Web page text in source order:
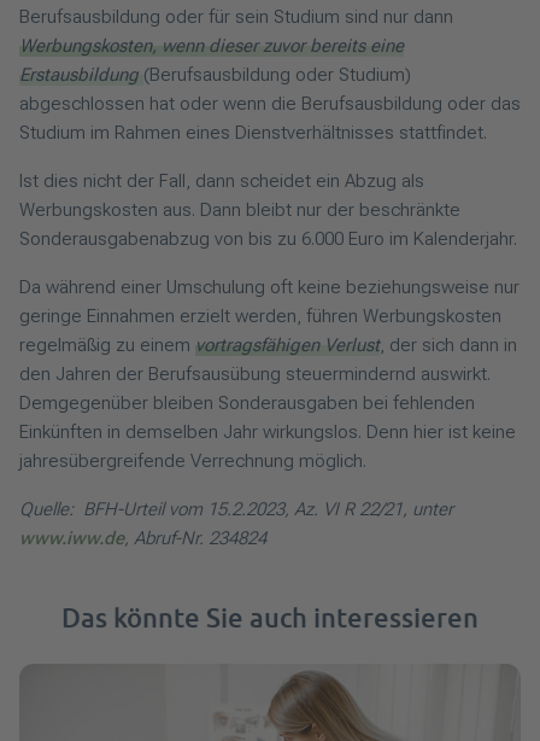
Berufsausbildung oder für sein Studium sind nur dann
Werbungskosten, wenn dieser zuvor bereits eine
Erstausbildung (Berufsausbildung oder Studium)
abgeschlossen hat oder wenn die Berufsausbildung oder das
Studium im Rahmen eines Dienstverhältnisses stattfindet.
Ist dies nicht der Fall, dann scheidet ein Abzug als
Werbungskosten aus. Dann bleibt nur der beschränkte
Sonderausgabenabzug von bis zu 6.000 Euro im Kalenderjahr.
Da während einer Umschulung oft keine beziehungsweise nur
geringe Einnahmen erzielt werden, führen Werbungskosten
regelmäßig zu einem vortragsfähigen Verlust, der sich dann in
den Jahren der Berufsausübung steuermindernd auswirkt.
Demgegenüber bleiben Sonderausgaben bei fehlenden
Einkünften in demselben Jahr wirkungslos. Denn hier ist keine
jahresübergreifende Verrechnung möglich.
Quelle: BFH-Urteil vom 15.2.2023, Az. VI R 22/21, unter
www.iww.de, Abruf-Nr. 234824
Das könnte Sie auch interessieren